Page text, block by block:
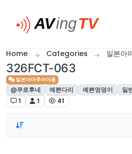
Home Categories 일본아
326FCT-063
일본아마추어야동
@쿠로후네 예쁜다리 예쁜엉덩이 일
1
1 41